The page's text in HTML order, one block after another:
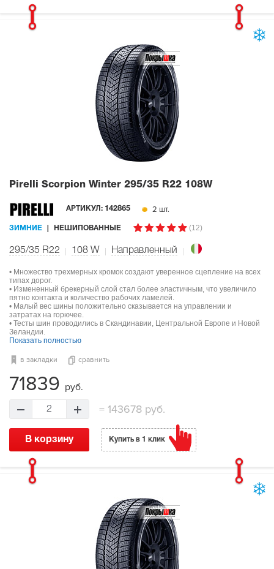
Pirelli Scorpion Winter 295/35 R22 108W
АРТИКУЛ: 142865 2 шт.
ЗИМНИЕ НЕШИПОВАННЫЕ (12)
295/35 R22 108 W Направленный
• Множество трехмерных кромок создают уверенное сцепление на всех
типах дорог.
• Измененный брекерный слой стал более эластичным, что увеличило
пятно контакта и количество рабочих ламелей.
• Малый вес шины положительно сказывается на управлении и
затратах на горючее.
• Тесты шин проводились в Скандинавии, Центральной Европе и Новой
Зеландии.
Показать полностью
в закладки сравнить
71839 руб.
2 =143678 руб.
В корзину Купить в 1 клик